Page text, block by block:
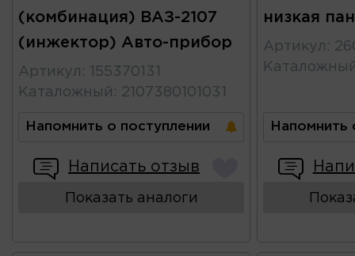
(комбинация) ВАЗ-2107
(инжектор) Авто-прибор
Артикул :
155370131
Каталожный : 2107380101031
Напомнить о поступлении
Написать отзыв
Показать аналоги
низкая
Артикул :
Напомнить